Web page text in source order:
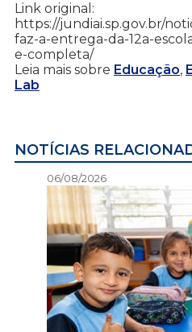
Link original:
https://jundiai.sp.gov.br/
faz-a-entrega-da-12a-
e-completa/
Leia mais sobre Educação,
Lab
NOTÍCIAS
06/08/2026